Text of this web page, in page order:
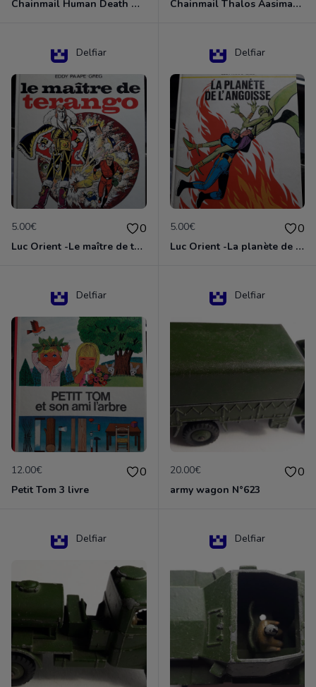
Chainmail Human Death Cleric Chainmail Thalos Aasimar Cleric
Delfiar
5.00€ 0
Luc Orient -Le maître de terango
Delfiar
5.00€ 0
Luc Orient -La planète de l'angoisse
Delfiar
12.00€ 0
Petit Tom 3 livre
Delfiar
20.00€ 0
army wagon N°623
Delfiar Delfiar